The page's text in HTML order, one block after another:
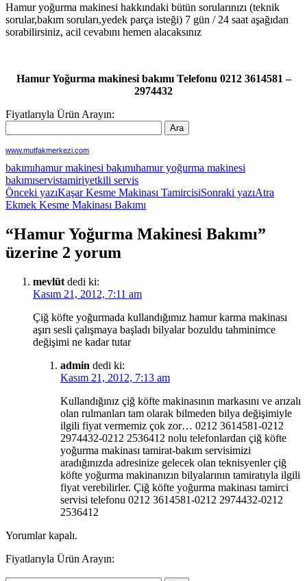
Hamur yoğurma makinesi hakkındaki bütün sorularınızı (teknik
sorular,bakım soruları,yedek parça isteği) 7 gün / 24 saat aşağıdan
sorabilirsiniz, acil cevabını hemen alacaksınız
Hamur Yoğurma makinesi bakımı Telefonu 0212 3614581 –
2974432
Fiyatlarıyla Ürün Arayın:
www.mutfakmerkezi.com
bakımıhamur makinesi bakımıhamur yoğurma makinesi
bakımıservistamiriyetkili servis
Yazı
dolaşımı
Önceki yazıKaşar Kesme Makinası TamircisiSonraki yazıAtra
Ekmek Kesme Makinası Bakımı
“Hamur Yoğurma Makinesi Bakımı”
üzerine 2 yorum
mevlüt dedi ki:
Kasım 21, 2012, 7:11 am
Çiğ köfte yoğurmada kullandığımız hamur karma makinası
aşırı sesli çalışmaya başladı bilyalar bozuldu tahminimce
değişimi ne kadar tutar
admin dedi ki:
Kasım 21, 2012, 7:13 am
Kullandığınız çiğ köfte makinasının markasını ve arızalı
olan rulmanları tam olarak bilmeden bilya değişimiyle
ilgili fiyat vermemiz çok zor… 0212 3614581-0212
2974432-0212 2536412 nolu telefonlardan çiğ köfte
yoğurma makinası tamirat-bakım servisimizi
aradığınızda adresinize gelecek olan teknisyenler çiğ
köfte yoğurma makinanızın bilyalarının tamiratıyla ilgili
fiyat verebilirler. Çiğ köfte yoğurma makinası tamirci
servisi telefonu 0212 3614581-0212 2974432-0212
2536412
Yorumlar kapalı.
Fiyatlarıyla Ürün Arayın: